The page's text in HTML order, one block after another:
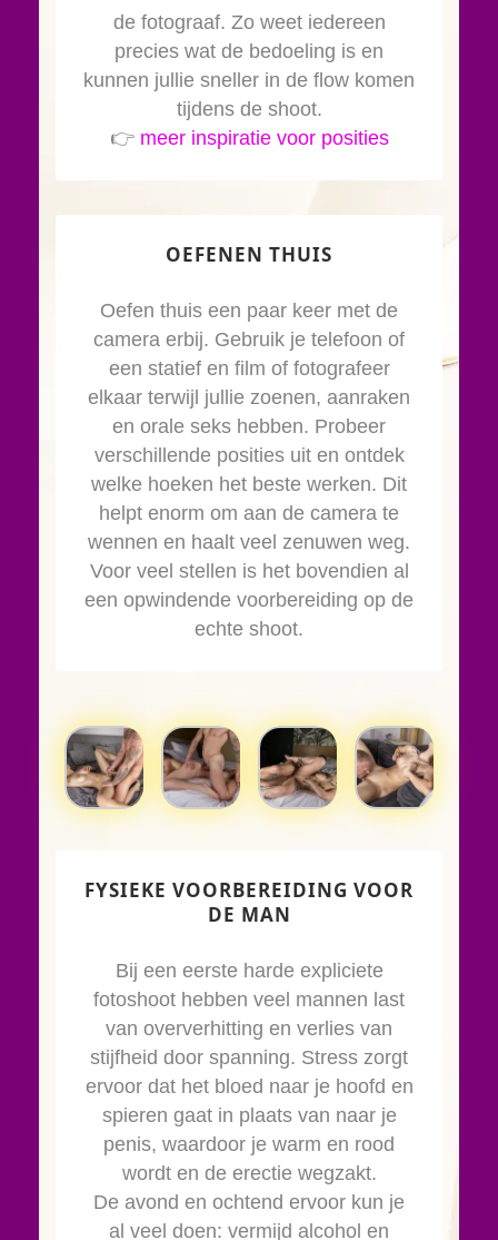
de fotograaf. Zo weet iedereen
precies wat de bedoeling is en
kunnen jullie sneller in de flow komen
tijdens de shoot.
👉 meer inspiratie voor posities
OEFENEN THUIS
Oefen thuis een paar keer met de
camera erbij. Gebruik je telefoon of
een statief en film of fotografeer
elkaar terwijl jullie zoenen, aanraken
en orale seks hebben. Probeer
verschillende posities uit en ontdek
welke hoeken het beste werken. Dit
helpt enorm om aan de camera te
wennen en haalt veel zenuwen weg.
Voor veel stellen is het bovendien al
een opwindende voorbereiding op de
echte shoot.
FYSIEKE VOORBEREIDING VOOR
DE MAN
Bij een eerste harde expliciete
fotoshoot hebben veel mannen last
van oververhitting en verlies van
stijfheid door spanning. Stress zorgt
ervoor dat het bloed naar je hoofd en
spieren gaat in plaats van naar je
penis, waardoor je warm en rood
wordt en de erectie wegzakt.
De avond en ochtend ervoor kun je
al veel doen: vermijd alcohol en